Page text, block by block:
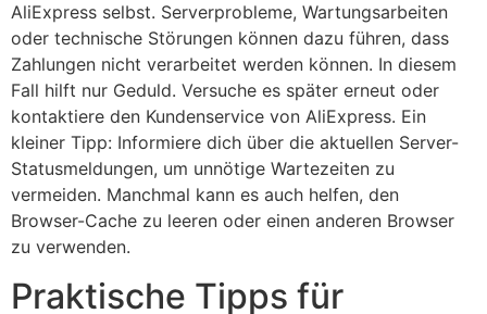
AliExpress selbst. Serverprobleme, Wartungsarbeiten
oder technische Störungen können dazu führen, dass
Zahlungen nicht verarbeitet werden können. In diesem
Fall hilft nur Geduld. Versuche es später erneut oder
kontaktiere den Kundenservice von AliExpress. Ein
kleiner Tipp: Informiere dich über die aktuellen Server-
Statusmeldungen, um unnötige Wartezeiten zu
vermeiden. Manchmal kann es auch helfen, den
Browser-Cache zu leeren oder einen anderen Browser
zu verwenden.
Praktische Tipps für